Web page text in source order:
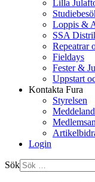
Lilla
Loppis &
SSA
Repeatrar
Fieldays
Fester &
Uppstart
Kontakta Fura
Styrelsen
Login
Sök